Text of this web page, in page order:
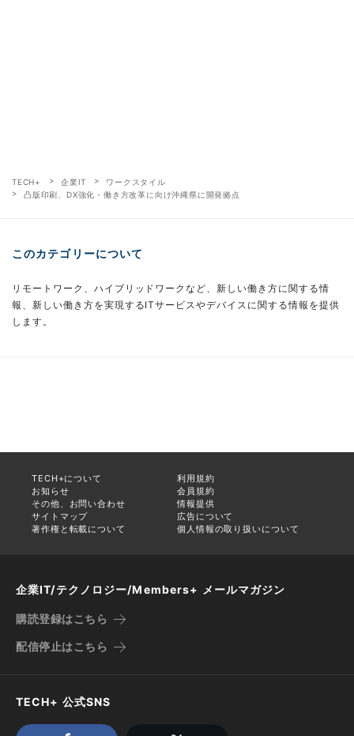
TECH+ 企業IT
ワークスタイル
凸版印刷、DX強化・働き方改革に向け沖縄県に開発拠点
このカテゴリーについて
リモートワーク、ハイブリッドワークなど、新しい働き方に関する情
報、新しい働き方を実現するITサービスやデバイスに関する情報を提供
します。
TECH+について
利用規約
お知らせ
会員規約
その他、お問い合わせ
情報提供
サイトマップ
広告について
著作権と転載について
個人情報の取り扱いについて
企業IT/テクノロジー/Members+ メールマガジン
購読登録はこちら
配信停止はこちら
TECH+ 公式SNS